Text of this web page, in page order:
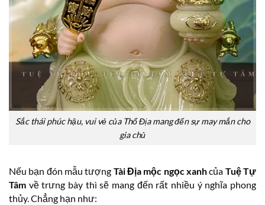
Sắc thái phúc hậu, vui vẻ của Thổ Địa mang đến sự may mắn cho
gia chủ
Nếu bạn đón mẫu tượng Tài Địa mộc ngọc xanhcủa Tuệ Tự
Tâm về trưng bày thì sẽ mang đến rất nhiều ý nghĩa phong
thủy. Chẳng hạn như: